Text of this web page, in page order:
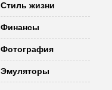
Стиль жизни
Финансы
Фотография
Эмуляторы